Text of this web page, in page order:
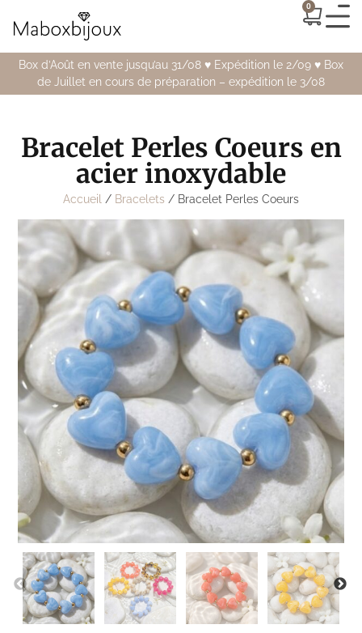
0
Box d’Août en vente jusqu’au 31/08 ♥️ Expédition le 2/09 ♥️ Box
de Juillet en cours de préparation – expédition le 3/08
Bracelet Perles Coeurs en
acier inoxydable
Accueil / Bracelets / Bracelet Perles Coeurs